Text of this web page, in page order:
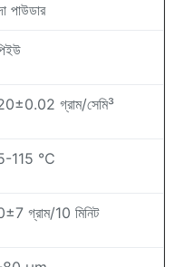
পাউডার
গ্রাম/সেমি³
115 ℃
গ্রাম/10 মিনিট